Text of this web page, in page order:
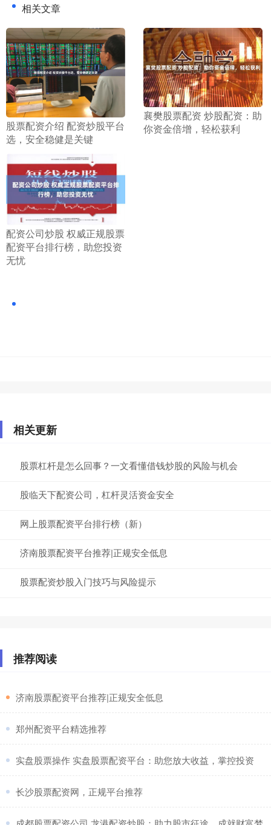
相关文章
​股票配资介绍 配资炒股平台
选，安全稳健是关键
​襄樊股票配资 炒股配资：助
你资金倍增，轻松获利
​配资公司炒股 权威正规股票
配资平台排行榜，助您投资
无忧
相关更新
股票杠杆是怎么回事？一文看懂借钱炒股的风险与机会
股临天下配资公司，杠杆灵活资金安全
网上股票配资平台排行榜（新）
济南股票配资平台推荐|正规安全低息
股票配资炒股入门技巧与风险提示
推荐阅读
​济南股票配资平台推荐|正规安全低息
​郑州配资平台精选推荐
​实盘股票操作 实盘股票配资平台：助您放大收益，掌控投资
​长沙股票配资网，正规平台推荐